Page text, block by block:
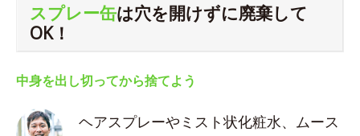
スプレー缶は穴を開けずに廃棄して
OK！
中身を出し切ってから捨てよう
ヘアスプレーやミスト状化粧水、ムース